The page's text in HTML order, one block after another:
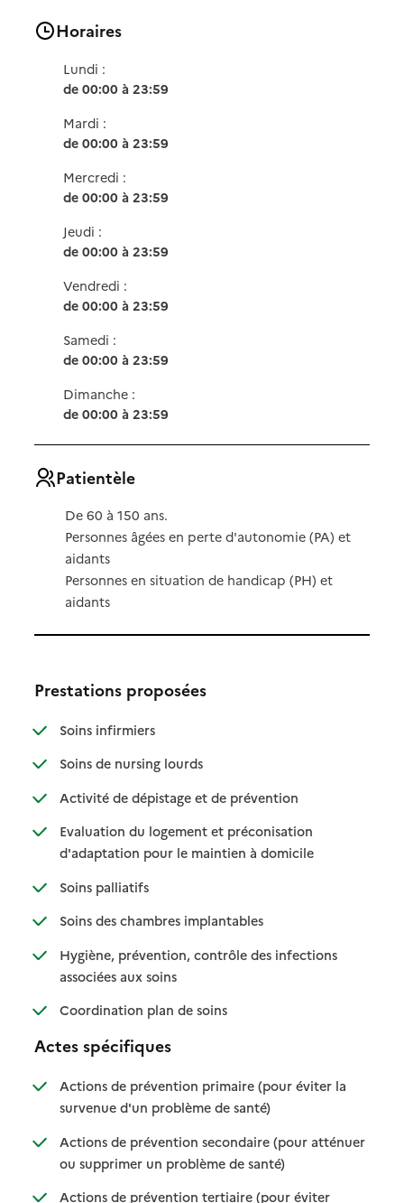
Horaires
Lundi :
de 00:00 à 23:59
Mardi :
de 00:00 à 23:59
Mercredi :
de 00:00 à 23:59
Jeudi :
de 00:00 à 23:59
Vendredi :
de 00:00 à 23:59
Samedi :
de 00:00 à 23:59
Dimanche :
de 00:00 à 23:59
Patientèle
De 60 à 150 ans.
Personnes âgées en perte d'autonomie (PA) et
aidants
Personnes en situation de handicap (PH) et
aidants
Prestations proposées
Soins infirmiers: disponible
: non disponible
Soins de nursing lourds: disponible
: non disponible
Activité de dépistage et de prévention: disponible
: non disponible
Evaluation du logement et préconisation
d'adaptation pour le maintien à domicile: disponible
: non disponible
Soins palliatifs: disponible
: non disponible
Soins des chambres implantables: disponible
: non disponible
Hygiène, prévention, contrôle des infections
associées aux soins: disponible
: non disponible
Coordination plan de soins: disponible
: non disponible
Actes spécifiques
Actions de prévention primaire (pour éviter la
survenue d'un problème de santé): disponible
: non disponible
Actions de prévention secondaire (pour atténuer
ou supprimer un problème de santé): disponible
: non disponible
Actions de prévention tertiaire (pour éviter